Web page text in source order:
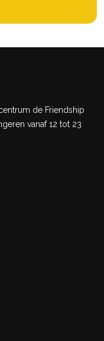
de Friendship
vanaf 12 tot 23